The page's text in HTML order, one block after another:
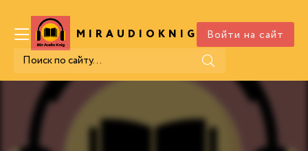
MIRAUDIOKNIG .COM
Войти на сайт